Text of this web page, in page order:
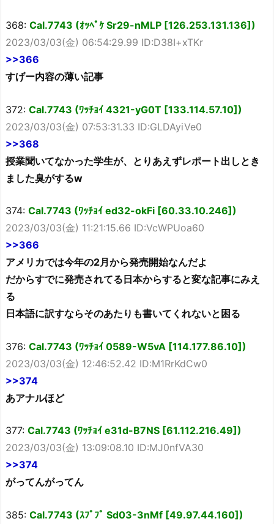
368: Cal.7743 (ｵｯﾍﾟｹ Sr29-nMLP [126.253.131.136])
2023/03/03(金) 06:54:29.99 ID:D38I+xTKr
>>366
すげー内容の薄い記事
372: Cal.7743 (ﾜｯﾁｮｲ 4321-yG0T [133.114.57.10])
2023/03/03(金) 07:53:31.33 ID:GLDAyiVe0
>>368
授業聞いてなかった学生が、とりあえずレポート出しとき
ました臭がするw
374: Cal.7743 (ﾜｯﾁｮｲ ed32-okFi [60.33.10.246])
2023/03/03(金) 11:21:15.66 ID:VcWPUoa60
>>366
アメリカでは今年の2月から発売開始なんだよ
だからすでに発売されてる日本からすると変な記事にみえ
る
日本語に訳すならそのあたりも書いてくれないと困る
376: Cal.7743 (ﾜｯﾁｮｲ 0589-W5vA [114.177.86.10])
2023/03/03(金) 12:46:52.42 ID:M1RrKdCw0
>>374
あアナルほど
377: Cal.7743 (ﾜｯﾁｮｲ e31d-B7NS [61.112.216.49])
2023/03/03(金) 13:09:08.10 ID:MJ0nfVA30
>>374
がってんがってん
385: Cal.7743 (ｽﾌﾟﾌﾟ Sd03-3nMf [49.97.44.160])